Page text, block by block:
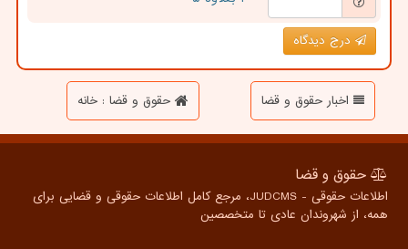
درج دیدگاه
اخبار حقوق و قضا حقوق و قضا : خانه
حقوق و قضا
اطلاعات حقوقی - JUDCMS، مرجع کامل اطلاعات حقوقی و قضایی برای
همه، از شهروندان عادی تا متخصصین